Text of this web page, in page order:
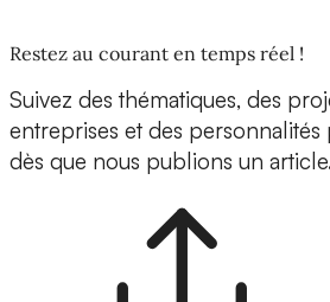
Restez au courant en temps réel !
Suivez des thématiques, des
entreprises et des
dès que nous publions un